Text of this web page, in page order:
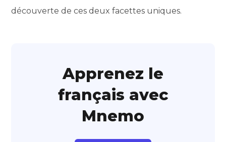
découverte de ces deux facettes uniques.
Apprenez le
français avec
Mnemo